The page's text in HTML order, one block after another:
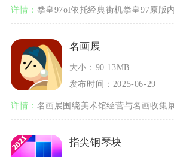
详情： 拳皇97ol依托经典街机拳皇97原版内容改编为移动端横版格
名画展
大小：90.13MB
发布时间：2025-06-29
详情： 名画展围绕美术馆经营与名画收集展开完整故事线，玩家接手经
指尖钢琴块